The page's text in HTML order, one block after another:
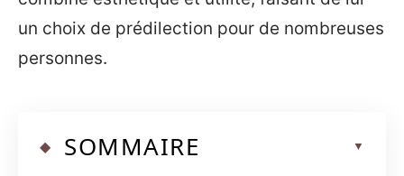
un choix de prédilection pour de nombreuses
personnes.
SOMMAIRE